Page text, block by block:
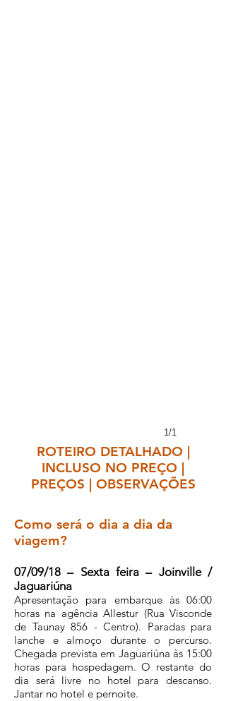
1/1
ROTEIRO DETALHADO |
INCLUSO NO PREÇO |
PREÇOS | OBSERVAÇÕES
Como será o dia a dia da
viagem?
07/09/18 – Sexta feira – Joinville /
Jaguariúna
Apresentação para embarque às 06:00
horas na agência Allestur (Rua Visconde
de Taunay 856 - Centro). Paradas para
lanche e almoço durante o percurso.
Chegada prevista em Jaguariúna às 15:00
horas para hospedagem. O restante do
dia será livre no hotel para descanso.
Jantar no hotel e pernoite.